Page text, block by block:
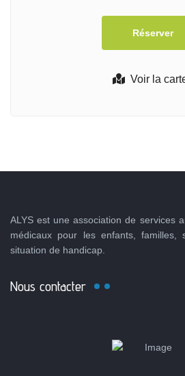
Voir la
ALYS est une association de services
médicaux pour les enfants, familles,
situation de handicap.
Nous contacter